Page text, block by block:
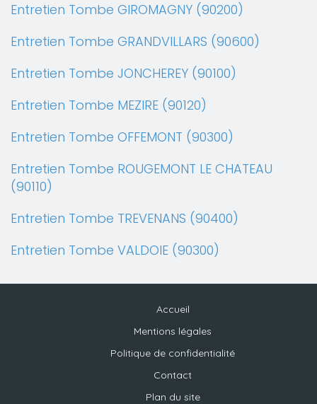
Entretien Tombe GIROMAGNY (90200)
Entretien Tombe GRANDVILLARS (90600)
Entretien Tombe JONCHEREY (90100)
Entretien Tombe MEZIRE (90120)
Entretien Tombe OFFEMONT (90300)
Entretien Tombe ROUGEMONT LE CHATEAU
(90110)
Entretien Tombe TREVENANS (90400)
Entretien Tombe VALDOIE (90300)
Accueil
Mentions légales
Politique de confidentialité
Contact
Plan du site